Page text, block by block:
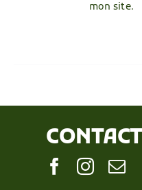
mon site.
CONTACT